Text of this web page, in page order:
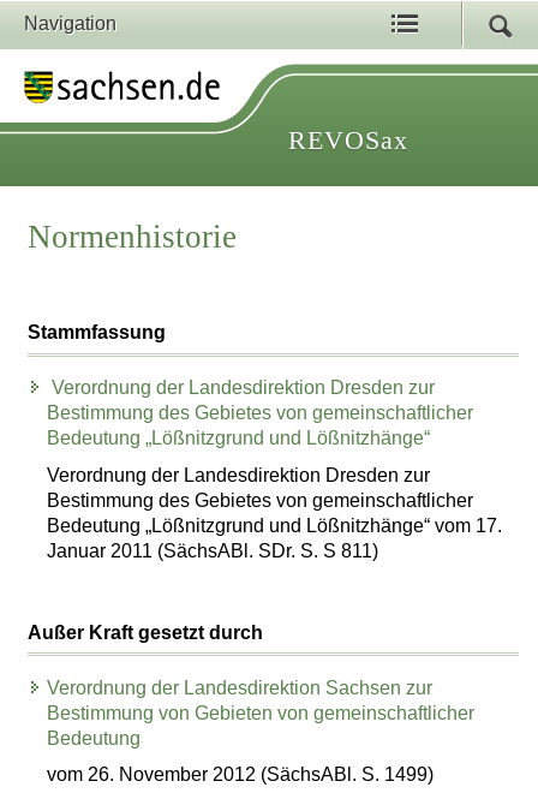
Navigation
REVOSax
Normenhistorie
Stammfassung
Verordnung der Landesdirektion Dresden zur
Bestimmung des Gebietes von gemeinschaftlicher
Bedeutung „Lößnitzgrund und Lößnitzhänge“
Verordnung der Landesdirektion Dresden zur
Bestimmung des Gebietes von gemeinschaftlicher
Bedeutung „Lößnitzgrund und Lößnitzhänge“ vom 17.
Januar 2011 (SächsABl. SDr. S. S 811)
Außer Kraft gesetzt durch
Verordnung der Landesdirektion Sachsen zur
Bestimmung von Gebieten von gemeinschaftlicher
Bedeutung
vom 26. November 2012 (SächsABl. S. 1499)